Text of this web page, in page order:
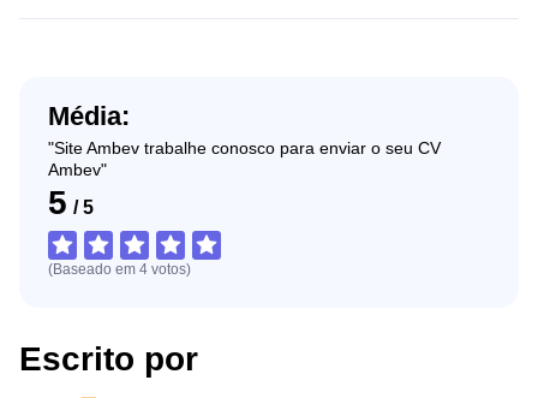
Média:
"Site Ambev trabalhe conosco para enviar o seu CV
Ambev"
5 / 5
(Baseado em 4 votos)
Escrito por